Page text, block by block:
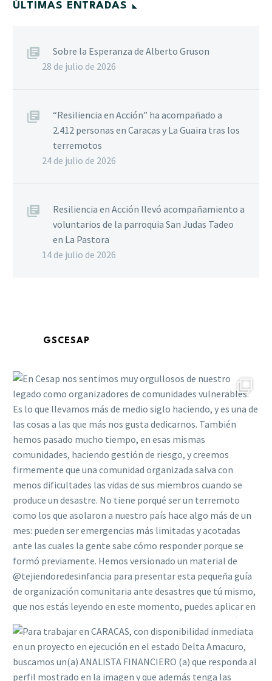
ÚLTIMAS ENTRADAS
Sobre la Esperanza de Alberto Gruson
28 de julio de 2026
“Resiliencia en Acción” ha acompañado a
2.412 personas en Caracas y La Guaira tras los
terremotos
24 de julio de 2026
Resiliencia en Acción llevó acompañamiento a
voluntarios de la parroquia San Judas Tadeo
en La Pastora
14 de julio de 2026
GSCESAP